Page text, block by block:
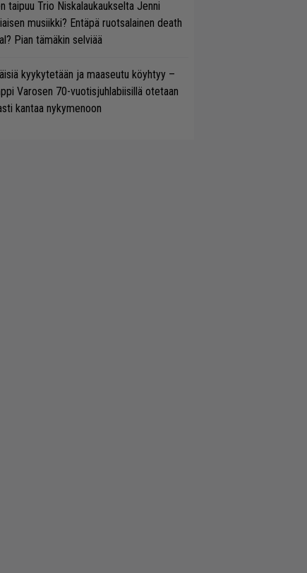
taipuu Trio Niskalaukaukselta Jenni
musiikki? Entäpä ruotsalainen death
Pian tämäkin selviää
kyykytetään ja maaseutu köyhtyy –
Varosen 70-vuotisjuhlabiisillä otetaan
kantaa nykymenoon